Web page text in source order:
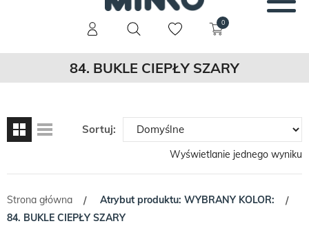
0
84. BUKLE CIEPŁY SZARY
Sortuj:
Wyświetlanie jednego wyniku
Strona główna / Atrybut produktu: WYBRANY KOLOR:
/
84. BUKLE CIEPŁY SZARY